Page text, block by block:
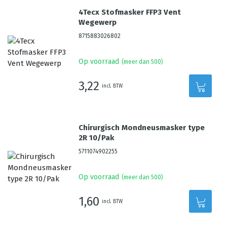
4Tecx Stofmasker FFP3 Vent
Wegewerp
8715883026802
Op voorraad (meer dan 500)
3,22 incl. BTW
Chirurgisch Mondneusmasker type
2R 10/Pak
5711074902255
Op voorraad (meer dan 500)
1,60 incl. BTW